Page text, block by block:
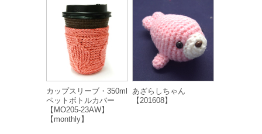
カップスリーブ・350ml
ペットボトルカバー
【MO205-23AW】
【monthly】
あざらしちゃん
【201608】